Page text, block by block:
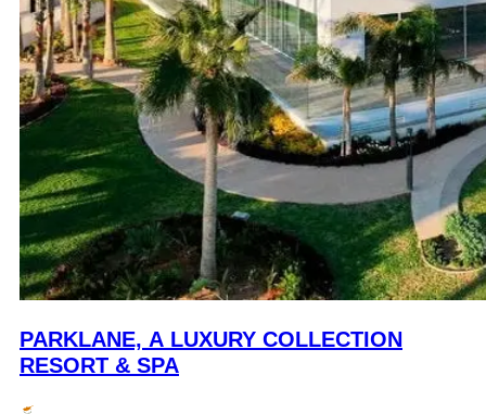
PARKLANE, A LUXURY COLLECTION
RESORT & SPA